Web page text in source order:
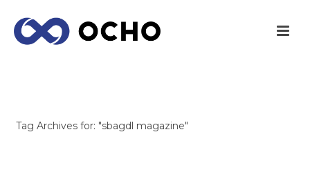
Tag Archives for: "sbagdl magazine"